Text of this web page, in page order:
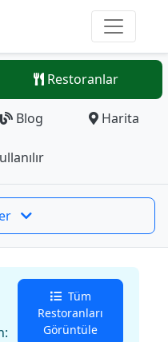
Restoranlar
Blog Harita
Tüm
Restoranları
Görüntüle